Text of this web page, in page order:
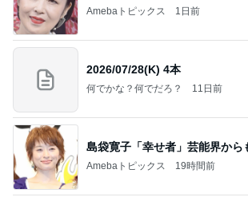
Amebaトピックス 1日前
2026/07/28(K) 4本
何でかな？何でだろ？ 11日前
島袋寛子「幸せ者」芸能界から
Amebaトピックス 19時間前